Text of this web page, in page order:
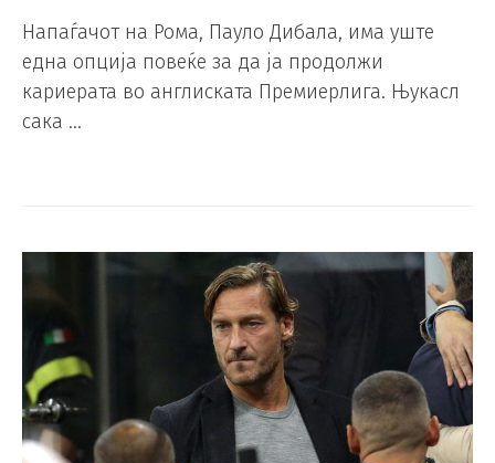
Напаѓачот на Рома, Пауло Дибала, има уште
една опција повеќе за да ја продолжи
кариерата во англиската Премиерлига. Њукасл
сака …